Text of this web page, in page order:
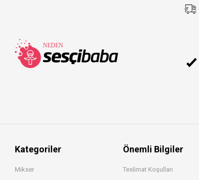
Kategoriler
Mikser
Önemli Bilgiler
Teslimat Koşulları